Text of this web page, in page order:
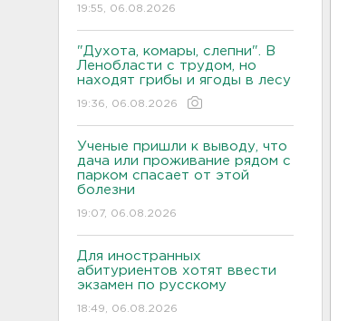
19:55, 06.08.2026
"Духота, комары, слепни". В
Ленобласти с трудом, но
находят грибы и ягоды в лесу
19:36, 06.08.2026
Ученые пришли к выводу, что
дача или проживание рядом с
парком спасает от этой
болезни
19:07, 06.08.2026
Для иностранных
абитуриентов хотят ввести
экзамен по русскому
18:49, 06.08.2026